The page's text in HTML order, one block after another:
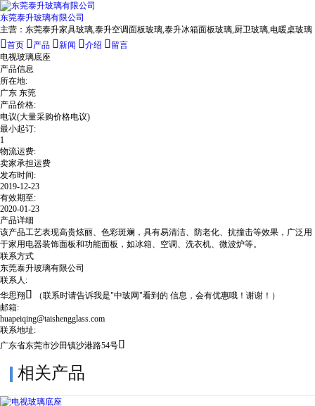
东莞泰升玻璃有限公司
主营： 东莞泰升家具玻璃,泰升空调面板玻璃,泰升冰箱面板玻璃,厨卫玻璃,电暖桌玻璃
首页  产品 新闻 介绍  留言
电视玻璃底座
产品信息
所在地:
广东 东莞
产品价格:
电议(大量采购价格电议)
最小起订:
1
物流运费:
卖家承担运费
发布时间:
2019-12-23
有效期至:
2020-01-23
产品详细
该产品工艺表现高贵炫丽、色彩斑斓，具有易清洁、防老化、抗撞击等效果，广泛用
于家用电器装饰面板和功能面板，如冰箱、空调、洗衣机、微波炉等。
联系方式
东莞泰升玻璃有限公司
联系人:
华思翔 
（联系时请告诉我是"中玻网"看到的 信息，会有优惠哦！谢谢！）
邮箱:
huapeiqing@taishengglass.com
联系地址:
广东省东莞市沙田镇沙港路54号
相关产品